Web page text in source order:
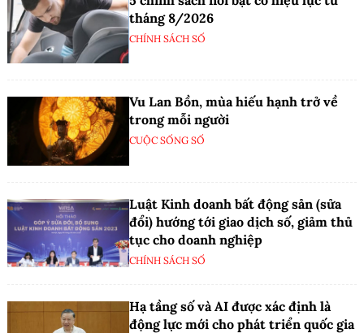
tháng 8/2026
CHÍNH SÁCH SỐ
Vu Lan Bồn, mùa hiếu hạnh trở về
trong mỗi người
CUỘC SỐNG SỐ
Luật Kinh doanh bất động sản (sửa
đổi) hướng tới giao dịch số, giảm thủ
tục cho doanh nghiệp
CHÍNH SÁCH SỐ
Hạ tầng số và AI được xác định là
động lực mới cho phát triển quốc gia